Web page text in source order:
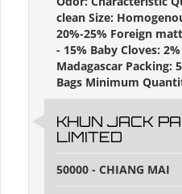
clean Size:
20%-25% Foreign
- 15% Baby Cloves:
Madagascar Packing:
Bags Minimum
KHUN JACK
LIMITED
50000 - CHIANG MAI